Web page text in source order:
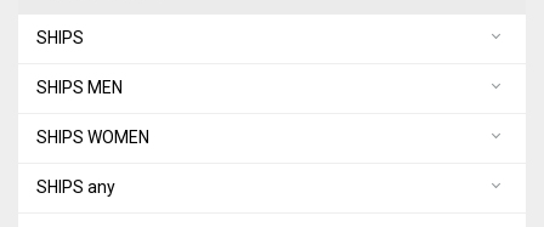
SHIPS
SHIPS MEN
SHIPS WOMEN
SHIPS any